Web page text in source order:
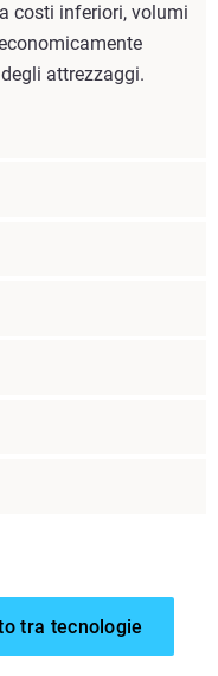
costi inferiori, volumi
attrezzaggi.
tra tecnologie